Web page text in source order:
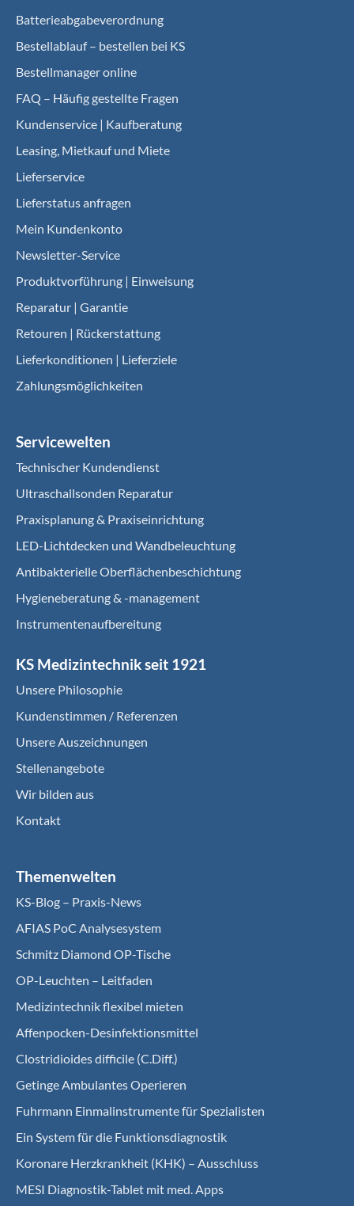
Batterieabgabeverordnung
Bestellablauf – bestellen bei KS
Bestellmanager online
FAQ – Häufig gestellte Fragen
Kundenservice | Kaufberatung
Leasing, Mietkauf und Miete
Lieferservice
Lieferstatus anfragen
Mein Kundenkonto
Newsletter-Service
Produktvorführung | Einweisung
Reparatur | Garantie
Retouren | Rückerstattung
Lieferkonditionen | Lieferziele
Zahlungsmöglichkeiten
Servicewelten
Technischer Kundendienst
Ultraschallsonden Reparatur
Praxisplanung & Praxiseinrichtung
LED-Lichtdecken und Wandbeleuchtung
Antibakterielle Oberflächenbeschichtung
Hygieneberatung & -management
Instrumentenaufbereitung
KS Medizintechnik seit 1921
Unsere Philosophie
Kundenstimmen / Referenzen
Unsere Auszeichnungen
Stellenangebote
Wir bilden aus
Kontakt
Themenwelten
KS-Blog – Praxis-News
AFIAS PoC Analysesystem
Schmitz Diamond OP-Tische
OP-Leuchten – Leitfaden
Medizintechnik flexibel mieten
Affenpocken-Desinfektionsmittel
Clostridioides difficile (C.Diff.)
Getinge Ambulantes Operieren
Fuhrmann Einmalinstrumente für Spezialisten
Ein System für die Funktionsdiagnostik
Koro­nare Herz­krank­heit (KHK) – Ausschluss
MESI Diagnostik-Tablet mit med. Apps